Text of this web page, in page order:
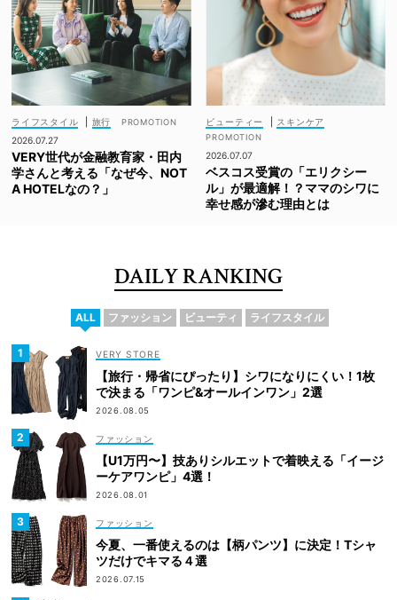
ライフスタイル
旅行
2026.07.27
VERY世代が金融教育家・田内
学さんと考える「なぜ今、NOT
A HOTELなの？」
ビューティー スキンケア
2026.07.07
ベスコス受賞の「エリクシー
ル」が最適解！？ママのシワに
幸せ感が滲む理由とは
DAILY RANKING
ALL ファッション ビューティ ライフスタイル
VERY STORE
【旅行・帰省にぴったり】シワになりにくい！1枚
で決まる「ワンピ&オールインワン」2選
2026.08.05
ファッション
【U1万円〜】技ありシルエットで着映える「イージ
ーケアワンピ」4選！
2026.08.01
ファッション
今夏、一番使えるのは【柄パンツ】に決定！Tシャ
ツだけでキマる４選
2026.07.15